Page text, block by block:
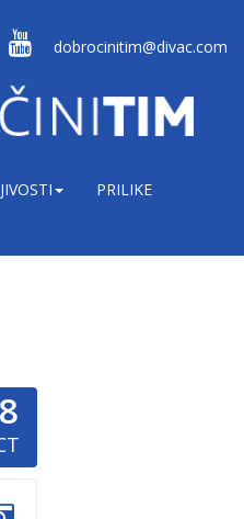
dobrocinitim@divac.com
PRILIKE